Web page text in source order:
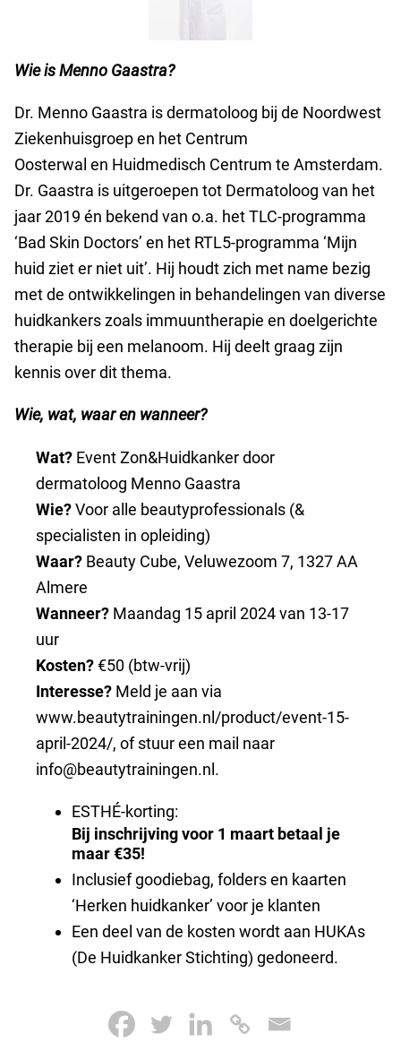
Wie is Menno Gaastra?
Dr. Menno Gaastra is dermatoloog bij de Noordwest
Ziekenhuisgroep en het Centrum
Oosterwal en Huidmedisch Centrum te Amsterdam.
Dr. Gaastra is uitgeroepen tot Dermatoloog van het
jaar 2019 én bekend van o.a. het TLC-programma
‘Bad Skin Doctors’ en het RTL5-programma ‘Mijn
huid ziet er niet uit’. Hij houdt zich met name bezig
met de ontwikkelingen in behandelingen van diverse
huidkankers zoals immuuntherapie en doelgerichte
therapie bij een melanoom. Hij deelt graag zijn
kennis over dit thema.
Wie, wat, waar en wanneer?
Wat? Event Zon&Huidkanker door
dermatoloog Menno Gaastra
Wie?Voor alle beautyprofessionals (&
specialisten in opleiding)
Waar? Beauty Cube, Veluwezoom 7, 1327 AA
Almere
Wanneer? Maandag 15 april 2024 van 13-17
uur
Kosten?€50 (btw-vrij)
Interesse? Meld je aan via
www.beautytrainingen.nl/product/event-15-
april-2024/, of stuur een mail naar
info@beautytrainingen.nl.
ESTHÉ-korting:
Bij inschrijving voor 1 maart betaal je
maar €35!
Inclusief goodiebag, folders en kaarten
‘Herken huidkanker’ voor je klanten
Een deel van de kosten wordt aan HUKAs
(De Huidkanker Stichting) gedoneerd.